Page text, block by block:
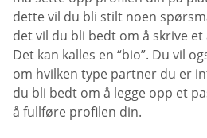
dette vil du bli stilt noen
det vil du bli bedt om å skrive
Det kan kalles en “bio”. Du vil
om hvilken type partner du er
du bli bedt om å legge opp et
å fullføre profilen din.